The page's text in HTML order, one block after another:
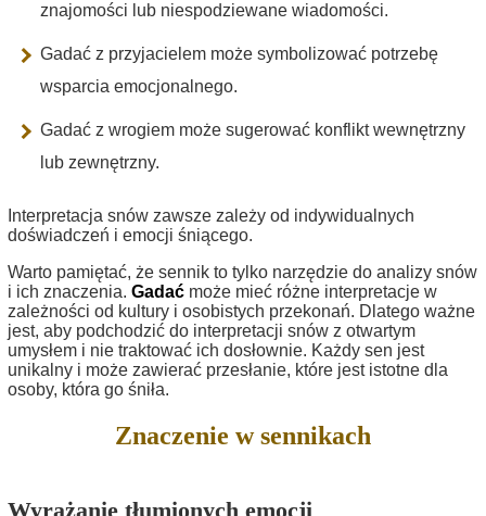
znajomości lub niespodziewane wiadomości.
Gadać z przyjacielem może symbolizować potrzebę
wsparcia emocjonalnego.
Gadać z wrogiem może sugerować konflikt wewnętrzny
lub zewnętrzny.
Interpretacja snów zawsze zależy od indywidualnych
doświadczeń i emocji śniącego.
Warto pamiętać, że sennik to tylko narzędzie do analizy snów
i ich znaczenia. Gadać może mieć różne interpretacje w
zależności od kultury i osobistych przekonań. Dlatego ważne
jest, aby podchodzić do interpretacji snów z otwartym
umysłem i nie traktować ich dosłownie. Każdy sen jest
unikalny i może zawierać przesłanie, które jest istotne dla
osoby, która go śniła.
Znaczenie w sennikach
Wyrażanie tłumionych emocji